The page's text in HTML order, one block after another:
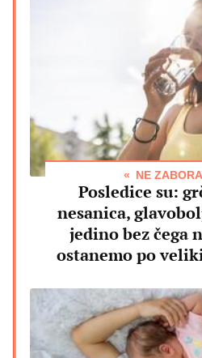
NE
Posledice su:
nesanica,
jedino bez čega
ostanemo po